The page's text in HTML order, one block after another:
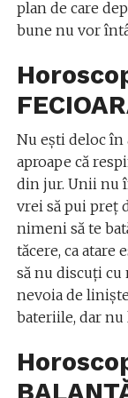
plan de care
bune nu vor
Nu eşti deloc în
aproape că
din jur. Unii nu
vrei să pui preţ
nimeni să te
tăcere, ca atare
să nu discuţi
nevoia de
bateriile, dar nu